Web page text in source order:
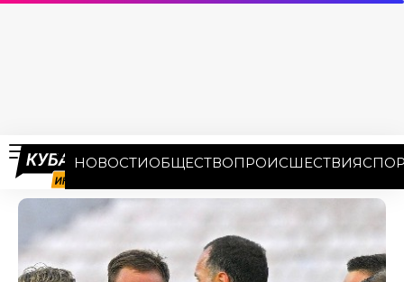
НОВОСТИОБЩЕСТВОПРОИСШЕСТВИЯ